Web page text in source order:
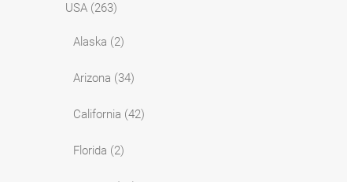
USA (263)
Alaska (2)
Arizona (34)
California (42)
Florida (2)